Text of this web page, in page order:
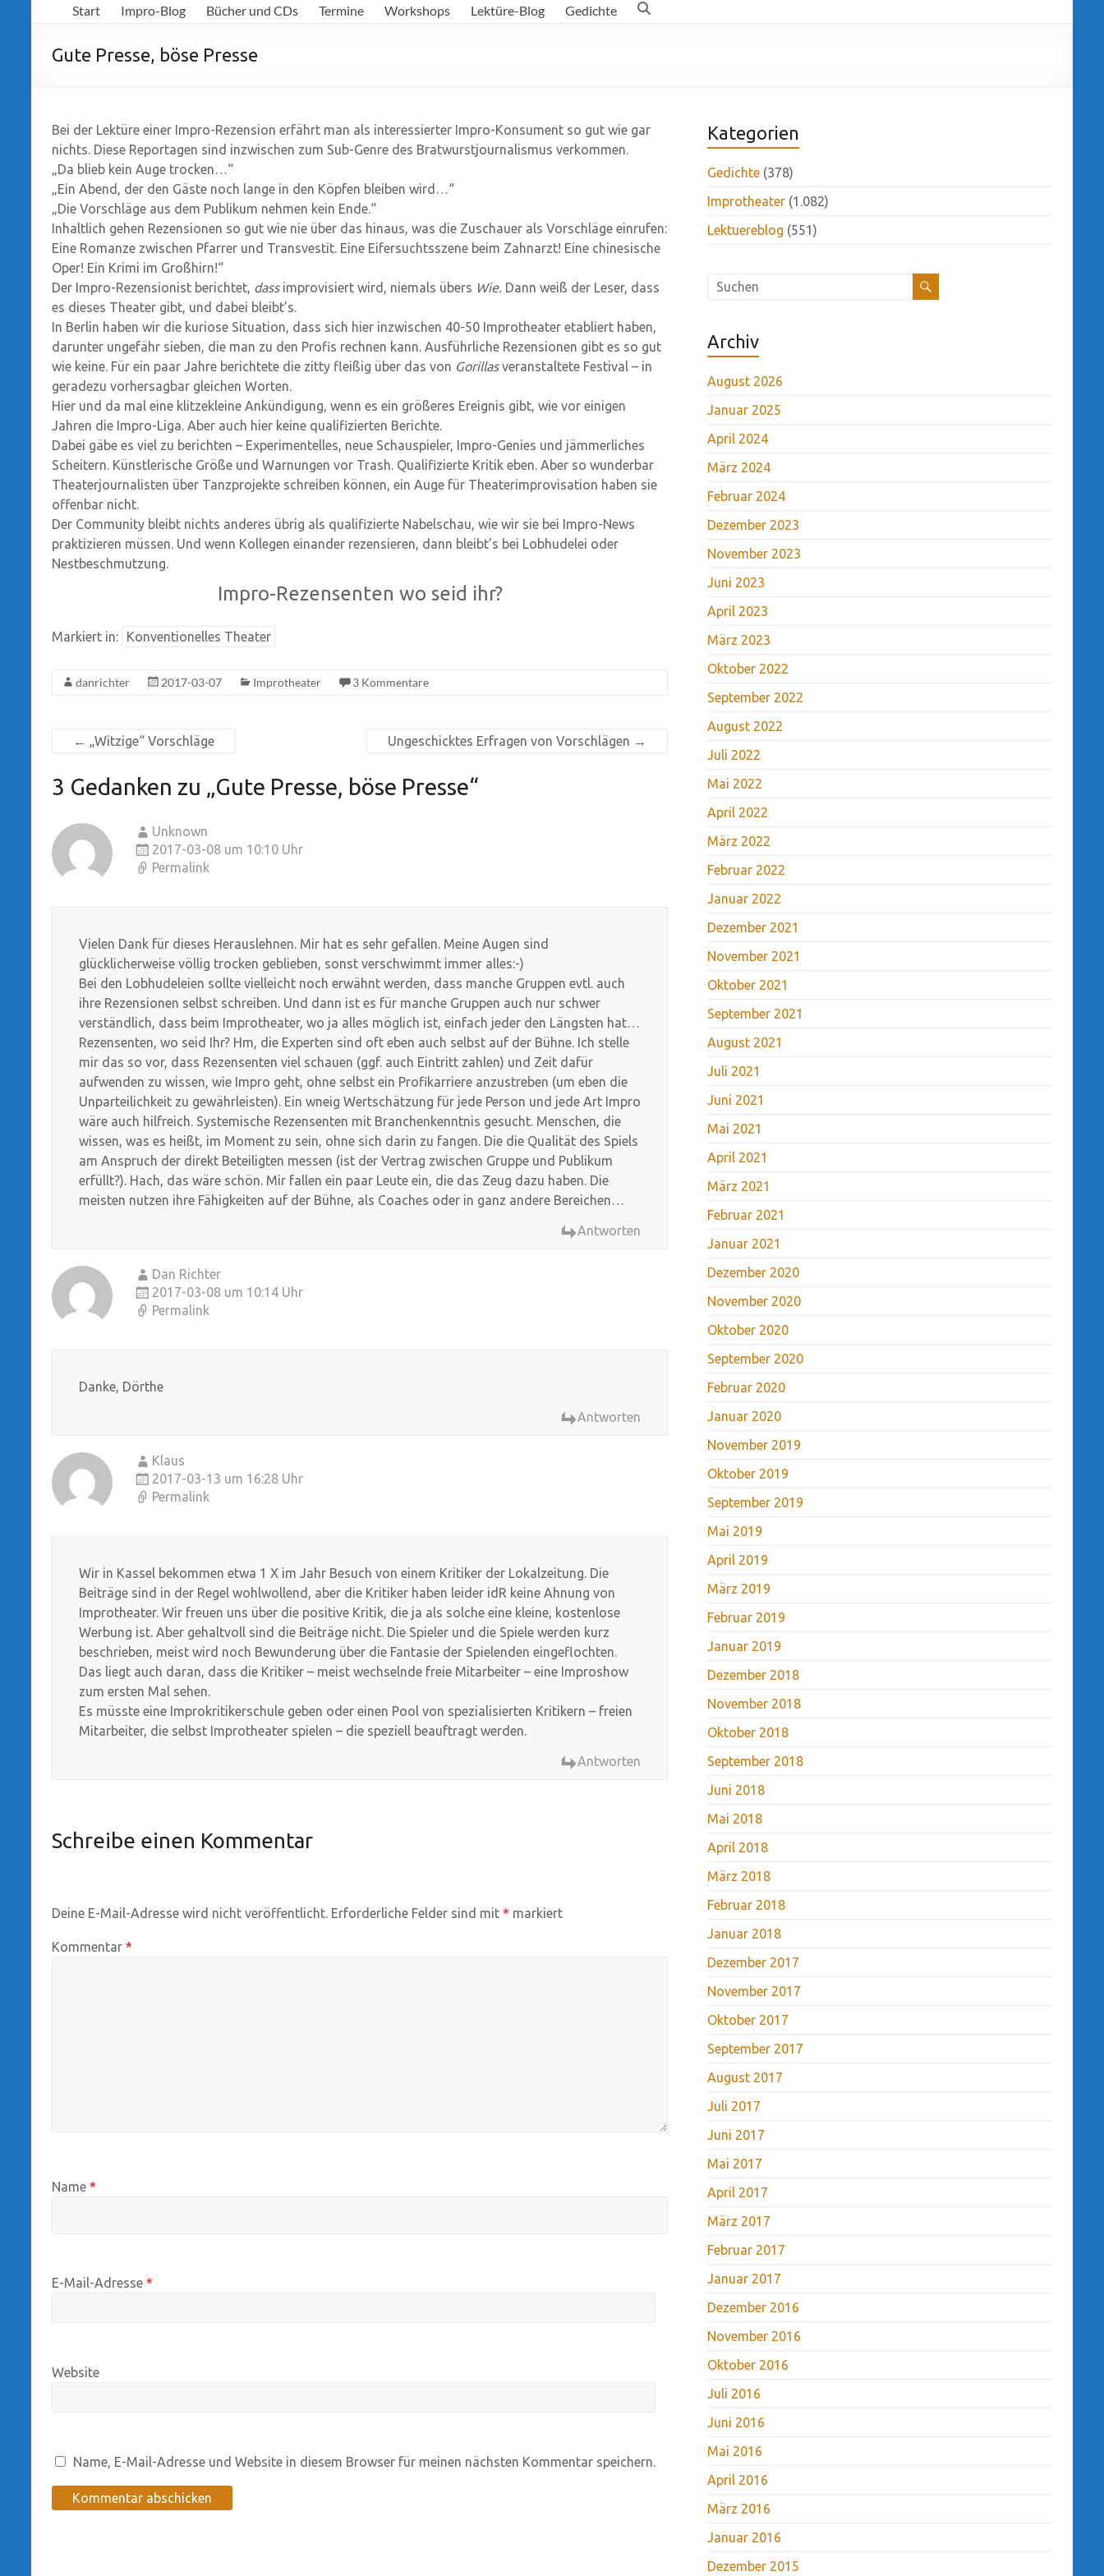
Richter
Start Impro-Blog Bücher und CDs Termine Workshops Lektüre-Blog Gedichte
Gute Presse, böse Presse
Bei der Lektüre einer Impro-Rezension erfährt man als interessierter Impro-Konsument so gut wie gar
nichts. Diese Reportagen sind inzwischen zum Sub-Genre des Bratwurstjournalismus verkommen.
„Da blieb kein Auge trocken…“
„Ein Abend, der den Gäste noch lange in den Köpfen bleiben wird…“
„Die Vorschläge aus dem Publikum nehmen kein Ende.“
Inhaltlich gehen Rezensionen so gut wie nie über das hinaus, was die Zuschauer als Vorschläge einrufen:
Eine Romanze zwischen Pfarrer und Transvestit. Eine Eifersuchtsszene beim Zahnarzt! Eine chinesische
Oper! Ein Krimi im Großhirn!“
Der Impro-Rezensionist berichtet, dass improvisiert wird, niemals übers Wie. Dann weiß der Leser, dass
es dieses Theater gibt, und dabei bleibt’s.
In Berlin haben wir die kuriose Situation, dass sich hier inzwischen 40-50 Improtheater etabliert haben,
darunter ungefähr sieben, die man zu den Profis rechnen kann. Ausführliche Rezensionen gibt es so gut
wie keine. Für ein paar Jahre berichtete die zitty fleißig über das von Gorillasveranstaltete Festival – in
geradezu vorhersagbar gleichen Worten.
Hier und da mal eine klitzekleine Ankündigung, wenn es ein größeres Ereignis gibt, wie vor einigen
Jahren die Impro-Liga. Aber auch hier keine qualifizierten Berichte.
Dabei gäbe es viel zu berichten – Experimentelles, neue Schauspieler, Impro-Genies und jämmerliches
Scheitern. Künstlerische Größe und Warnungen vor Trash. Qualifizierte Kritik eben. Aber so wunderbar
Theaterjournalisten über Tanzprojekte schreiben können, ein Auge für Theaterimprovisation haben sie
offenbar nicht.
Der Community bleibt nichts anderes übrig als qualifizierte Nabelschau, wie wir sie bei Impro-News
praktizieren müssen. Und wenn Kollegen einander rezensieren, dann bleibt’s bei Lobhudelei oder
Nestbeschmutzung.
Impro-Rezensenten wo seid ihr?
Markiert in: Konventionelles Theater
danrichter 2017-03-07 Improtheater 3 Kommentare
← „Witzige“ Vorschläge Ungeschicktes Erfragen von Vorschlägen →
3 Gedanken zu „Gute Presse, böse Presse“
Unknown
2017-03-08 um 10:10 Uhr
Permalink
Vielen Dank für dieses Herauslehnen. Mir hat es sehr gefallen. Meine Augen sind
glücklicherweise völlig trocken geblieben, sonst verschwimmt immer alles:-)
Bei den Lobhudeleien sollte vielleicht noch erwähnt werden, dass manche Gruppen evtl. auch
ihre Rezensionen selbst schreiben. Und dann ist es für manche Gruppen auch nur schwer
verständlich, dass beim Improtheater, wo ja alles möglich ist, einfach jeder den Längsten hat…
Rezensenten, wo seid Ihr? Hm, die Experten sind oft eben auch selbst auf der Bühne. Ich stelle
mir das so vor, dass Rezensenten viel schauen (ggf. auch Eintritt zahlen) und Zeit dafür
aufwenden zu wissen, wie Impro geht, ohne selbst ein Profikarriere anzustreben (um eben die
Unparteilichkeit zu gewährleisten). Ein wneig Wertschätzung für jede Person und jede Art Impro
wäre auch hilfreich. Systemische Rezensenten mit Branchenkenntnis gesucht. Menschen, die
wissen, was es heißt, im Moment zu sein, ohne sich darin zu fangen. Die die Qualität des Spiels
am Anspruch der direkt Beteiligten messen (ist der Vertrag zwischen Gruppe und Publikum
erfüllt?). Hach, das wäre schön. Mir fallen ein paar Leute ein, die das Zeug dazu haben. Die
meisten nutzen ihre Fähigkeiten auf der Bühne, als Coaches oder in ganz andere Bereichen…
Antworten
Dan Richter
2017-03-08 um 10:14 Uhr
Permalink
Danke, Dörthe
Antworten
Klaus
2017-03-13 um 16:28 Uhr
Permalink
Wir in Kassel bekommen etwa 1 X im Jahr Besuch von einem Kritiker der Lokalzeitung. Die
Beiträge sind in der Regel wohlwollend, aber die Kritiker haben leider idR keine Ahnung von
Improtheater. Wir freuen uns über die positive Kritik, die ja als solche eine kleine, kostenlose
Werbung ist. Aber gehaltvoll sind die Beiträge nicht. Die Spieler und die Spiele werden kurz
beschrieben, meist wird noch Bewunderung über die Fantasie der Spielenden eingeflochten.
Das liegt auch daran, dass die Kritiker – meist wechselnde freie Mitarbeiter – eine Improshow
zum ersten Mal sehen.
Es müsste eine Improkritikerschule geben oder einen Pool von spezialisierten Kritikern – freien
Mitarbeiter, die selbst Improtheater spielen – die speziell beauftragt werden.
Antworten
Schreibe einen Kommentar
Deine E-Mail-Adresse wird nicht veröffentlicht. Erforderliche Felder sind mit * markiert
Kommentar *
Name *
E-Mail-Adresse *
Website
Name, E-Mail-Adresse und Website in diesem Browser für meinen nächsten Kommentar speichern.
Kategorien
Gedichte (378)
Improtheater (1.082)
Lektuereblog (551)
Archiv
August 2026
Januar 2025
April 2024
März 2024
Februar 2024
Dezember 2023
November 2023
Juni 2023
April 2023
März 2023
Oktober 2022
September 2022
August 2022
Juli 2022
Mai 2022
April 2022
März 2022
Februar 2022
Januar 2022
Dezember 2021
November 2021
Oktober 2021
September 2021
August 2021
Juli 2021
Juni 2021
Mai 2021
April 2021
März 2021
Februar 2021
Januar 2021
Dezember 2020
November 2020
Oktober 2020
September 2020
Februar 2020
Januar 2020
November 2019
Oktober 2019
September 2019
Mai 2019
April 2019
März 2019
Februar 2019
Januar 2019
Dezember 2018
November 2018
Oktober 2018
September 2018
Juni 2018
Mai 2018
April 2018
März 2018
Februar 2018
Januar 2018
Dezember 2017
November 2017
Oktober 2017
September 2017
August 2017
Juli 2017
Juni 2017
Mai 2017
April 2017
März 2017
Februar 2017
Januar 2017
Dezember 2016
November 2016
Oktober 2016
Juli 2016
Juni 2016
Mai 2016
April 2016
März 2016
Januar 2016
Dezember 2015